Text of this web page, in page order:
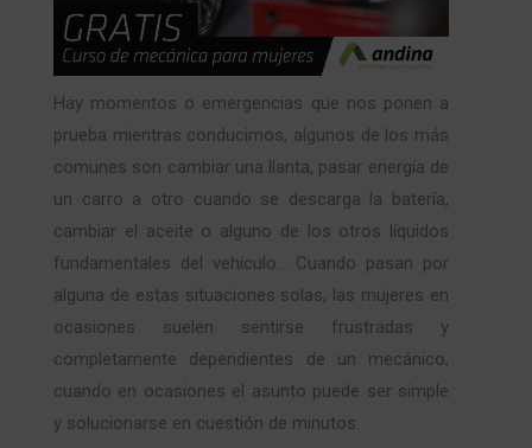
Hay momentos o emergencias que nos ponen a
prueba mientras conducimos, algunos de los más
comunes son cambiar una llanta, pasar energía de
un carro a otro cuando se descarga la batería,
cambiar el aceite o alguno de los otros líquidos
fundamentales del vehículo… Cuando pasan por
alguna de estas situaciones solas, las mujeres en
ocasiones suelen sentirse frustradas y
completamente dependientes de un mecánico,
cuando en ocasiones el asunto puede ser simple
y solucionarse en cuestión de minutos.